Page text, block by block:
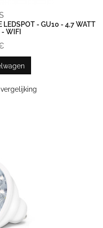
- GU10 - 4,7 WATT
- WIFI